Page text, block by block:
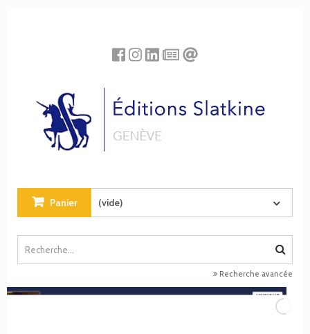
Panier (vide)
Recherche avancée